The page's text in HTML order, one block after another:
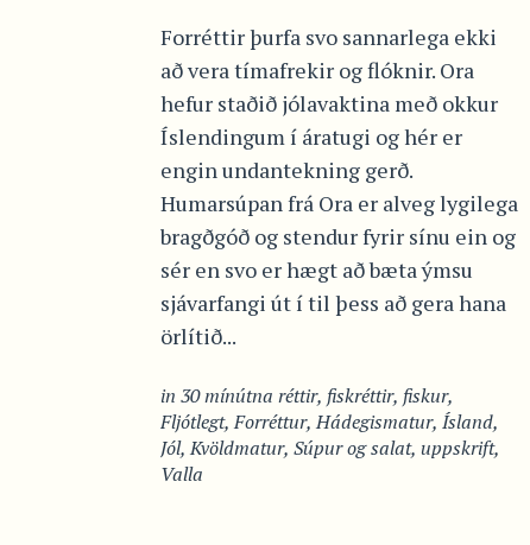
Forréttir þurfa svo sannarlega ekki
að vera tímafrekir og flóknir. Ora
hefur staðið jólavaktina með okkur
Íslendingum í áratugi og hér er
engin undantekning gerð.
Humarsúpan frá Ora er alveg lygilega
bragðgóð og stendur fyrir sínu ein og
sér en svo er hægt að bæta ýmsu
sjávarfangi út í til þess að gera hana
örlítið...
in 30 mínútna réttir, fiskréttir, fiskur,
Fljótlegt,Forréttur,Hádegismatur, Ísland,
Jól,Kvöldmatur, Súpur og salat, uppskrift,
Valla